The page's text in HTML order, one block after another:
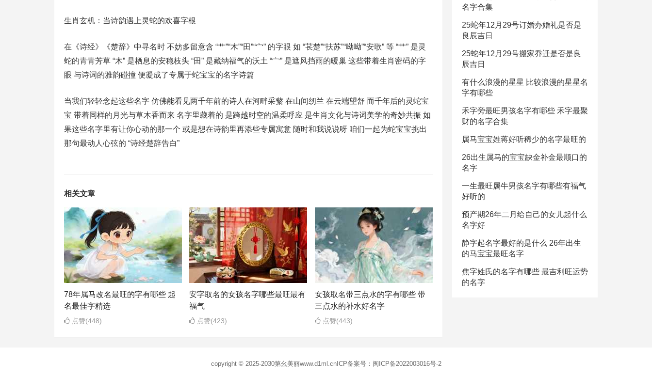
生肖玄机：当诗韵遇上灵蛇的欢喜字根
在《诗经》《楚辞》中寻名时 不妨多留意含 “艹”“木”“田”“宀” 的字眼 如 “苌楚”“扶苏”“呦呦”“安歌” 等 “艹” 是灵
蛇的青青芳草 “木” 是栖息的安稳枝头 “田” 是藏纳福气的沃土 “宀” 是遮风挡雨的暖巢 这些带着生肖密码的字
眼 与诗词的雅韵碰撞 便凝成了专属于蛇宝宝的名字诗篇
当我们轻轻念起这些名字 仿佛能看见两千年前的诗人在河畔采蘩 在山间纫兰 在云端望舒 而千年后的灵蛇宝
宝 带着同样的月光与草木香而来 名字里藏着的 是跨越时空的温柔呼应 是生肖文化与诗词美学的奇妙共振 如
果这些名字里有让你心动的那一个 或是想在诗韵里再添些专属寓意 随时和我说说呀 咱们一起为蛇宝宝挑出
那句最动人心弦的 “诗经楚辞告白”
相关文章
78年属马改名最旺的字有哪些 起
名最佳字精选
点赞(448)
安字取名的女孩名字哪些最旺最有
福气
点赞(423)
女孩取名带三点水的字有哪些 带
三点水的补水好名字
点赞(443)
名字合集
25蛇年12月29号订婚办婚礼是否是
良辰吉日
25蛇年12月29号搬家乔迁是否是良
辰吉日
有什么浪漫的星星 比较浪漫的星星名
字有哪些
禾字旁最旺男孩名字有哪些 禾字最聚
财的名字合集
属马宝宝姓蒋好听稀少的名字最旺的
26出生属马的宝宝缺金补金最顺口的
名字
一生最旺属牛男孩名字有哪些有福气
好听的
预产期26年二月给自己的女儿起什么
名字好
静字起名字最好的是什么 26年出生
的马宝宝最旺名字
焦字姓氏的名字有哪些 最吉利旺运势
的名字
copyright © 2025-2030第幺美丽www.d1ml.cnICP备案号：闽ICP备2022003016号-2